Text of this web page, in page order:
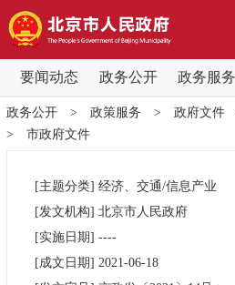
要闻动态 政务公开 政务服务
要闻动态
党中央精神 国务院信息
各区热点
政务公开> 政策服务 > 政府文件
> 市政府文件
[主题分类] 经济、交通/信息产业
[发文机构] 北京市人民政府
[实施日期] ----
[成文日期] 2021-06-18